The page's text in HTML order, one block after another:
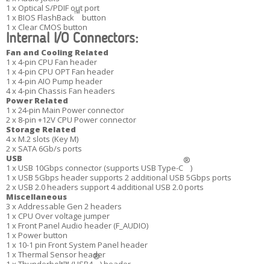
1 x Optical S/PDIF out port
1 x BIOS FlashBack™ button
1 x Clear CMOS button
Internal I/O Connectors:
Fan and Cooling Related
1 x 4-pin CPU Fan header
1 x 4-pin CPU OPT Fan header
1 x 4-pin AIO Pump header
4 x 4-pin Chassis Fan headers
Power Related
1 x 24-pin Main Power connector
2 x 8-pin +12V CPU Power connector
Storage Related
4 x M.2 slots (Key M)
2 x SATA 6Gb/s ports
USB
1 x USB 10Gbps connector (supports USB Type-C
®
)
1 x USB 5Gbps header supports 2 additional USB 5Gbps ports
2 x USB 2.0 headers support 4 additional USB 2.0 ports
Miscellaneous
3 x Addressable Gen 2 headers
1 x CPU Over voltage jumper
1 x Front Panel Audio header (F_AUDIO)
1 x Power button
1 x 10-1 pin Front System Panel header
1 x Thermal Sensor header
®